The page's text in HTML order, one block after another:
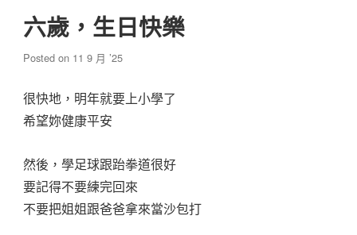
六歲，生日快樂
Posted on 11 9 月 ’25
很快地，明年就要上小學了
希望妳健康平安
然後，學足球跟跆拳道很好
要記得不要練完回來
不要把姐姐跟爸爸拿來當沙包打